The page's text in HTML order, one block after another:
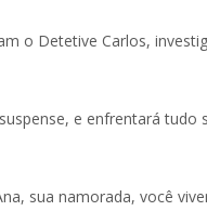
o Detetive Carlos,
e enfrentará tudo
sua namorada, você